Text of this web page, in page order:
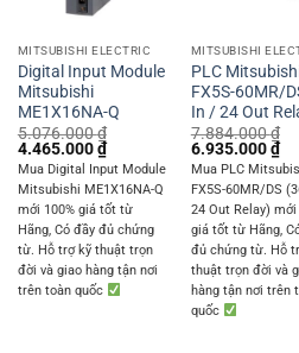
MITSUBISHI ELECTRIC
Digital Input Module
Mitsubishi
ME1X16NA-Q
5.076.000₫
Original
price
was:
5.076.000 ₫.
4.465.000₫Current
price
is:
4.465.000 ₫.
Mua Digital Input Module
Mitsubishi ME1X16NA-Q
mới 100% giá tốt từ
Hãng, Có đầy đủ chứng
từ. Hỗ trợ kỹ thuật trọn
đời và giao hàng tận nơi
trên toàn quốc
MITSUBISHI
PLC
FX5S-60MR/
In / 24 Out
7.884.000₫
Original
price
was:
7.884.000 ₫.
6.935.000₫
is:
Mua PLC
FX5S-60MR/DS
24 Out Relay) mới
giá tốt từ Hãng,
đủ chứng từ. Hỗ
thuật trọn đời và
hàng tận nơi trên
quốc